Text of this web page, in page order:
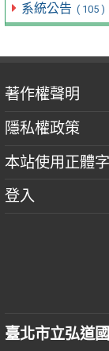
系統公告 ( 105 )
著作權聲明
隱私權政策
本站使用正體字
登入
臺北市立弘道